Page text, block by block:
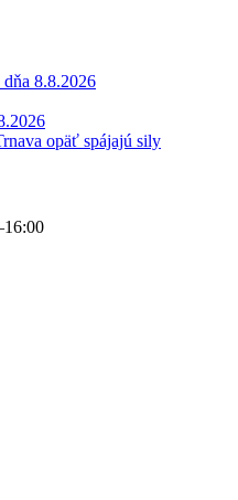
8.8.2026
opäť spájajú sily